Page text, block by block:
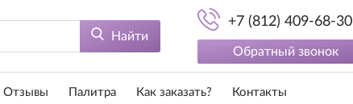
Найти
+7 (812) 409-68-30
Обратный звонок
Отзывы Палитра Как заказать? Контакты